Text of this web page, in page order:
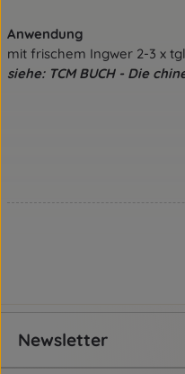
Anwendung
mit frischem Ingwer 2-3 x
siehe: TCM BUCH - Die
Newsletter